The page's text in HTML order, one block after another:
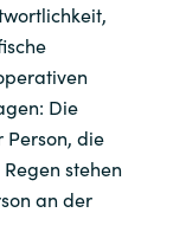
Die
die
stehen
an der